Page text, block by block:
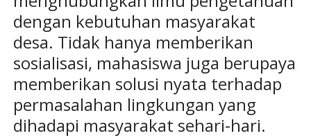
dengan kebutuhan masyarakat
desa. Tidak hanya memberikan
sosialisasi, mahasiswa juga berupaya
memberikan solusi nyata terhadap
permasalahan lingkungan yang
dihadapi masyarakat sehari-hari.